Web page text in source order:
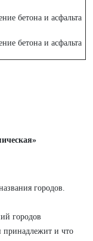
бетона и асфальта
бетона и асфальта
городов.
городов
принадлежит и что